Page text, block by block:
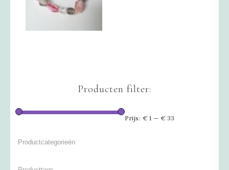
Producten filter:
Prijs: € 1 — € 33